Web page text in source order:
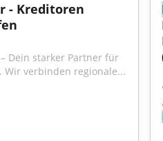
- Kreditoren
Dein starker Partner für
Wir verbinden regionale...